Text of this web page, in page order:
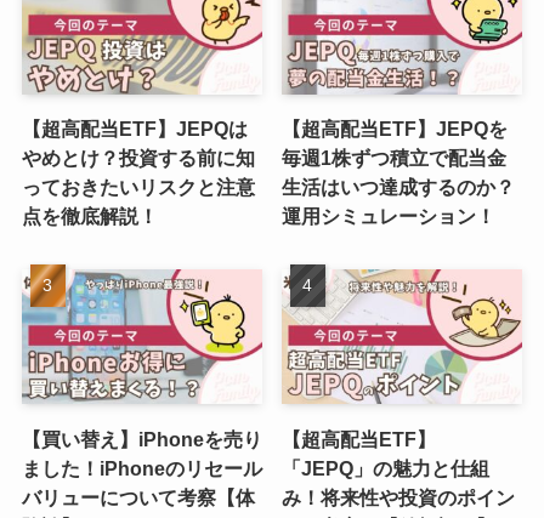
【超高配当ETF】JEPQは
やめとけ？投資する前に知
っておきたいリスクと注意
点を徹底解説！
【超高配当ETF】JEPQを
毎週1株ずつ積立で配当金
生活はいつ達成するのか？
運用シミュレーション！
【買い替え】iPhoneを売り
ました！iPhoneのリセール
バリューについて考察【体
【超高配当ETF】
「JEPQ」の魅力と仕組
み！将来性や投資のポイン